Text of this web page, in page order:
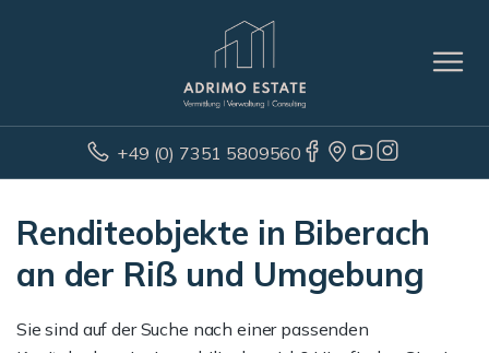
+49 (0) 7351 5809560
Renditeobjekte in Biberach
an der Riß und Umgebung
Sie sind auf der Suche nach einer passenden